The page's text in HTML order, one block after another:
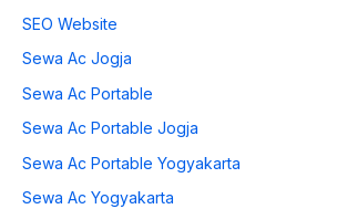
SEO Website
Sewa Ac Jogja
Sewa Ac Portable
Sewa Ac Portable Jogja
Sewa Ac Portable Yogyakarta
Sewa Ac Yogyakarta